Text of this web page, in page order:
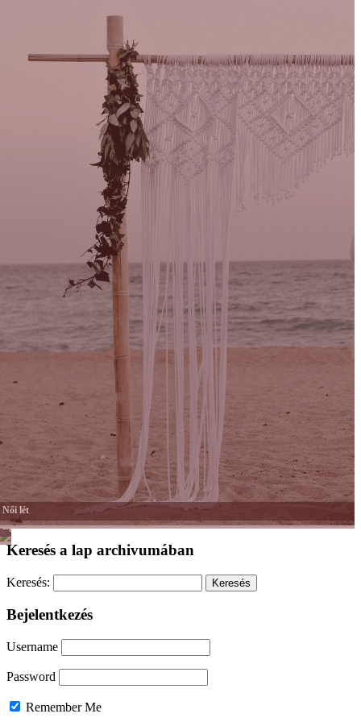
Női lét
Egyéb
Keresés a lap archivumában
Keresés:
Bejelentkezés
Username
Password
Remember Me